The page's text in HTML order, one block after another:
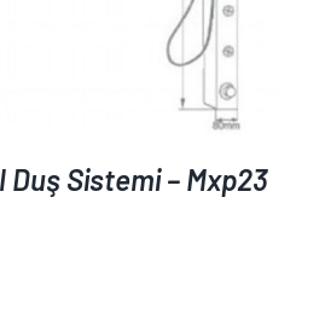
Duş Sistemi – Mxp23